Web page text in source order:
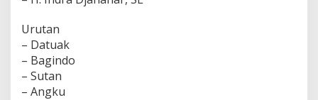
Urutan
– Datuak
– Bagindo
– Sutan
– Angku